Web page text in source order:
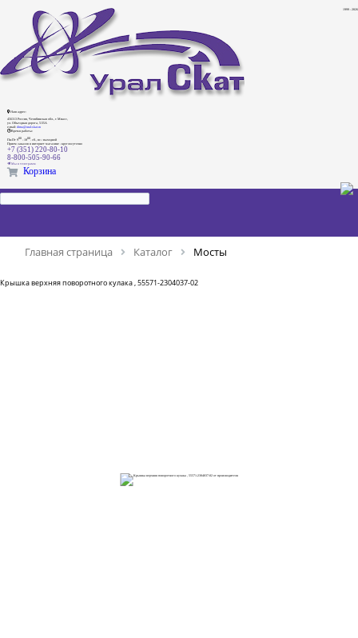
1999 - 2026
Наш адрес:
456313 Россия, Челябинская обл., г. Миасс,
ул. Объездная дорога, 5/35А
e-mail: dima@ural-skat.ru
Время работы:
Пн-Пт 900- 1800. сб., вс.: выходной
Прием заказов в интернет магазине - круглосуточно
+7 (351) 220-80-10
8-800-505-90-66
Мы в телеграмм
Корзина
Главная страница Каталог Мосты
Крышка верхняя поворотного кулака , 55571-2304037-02